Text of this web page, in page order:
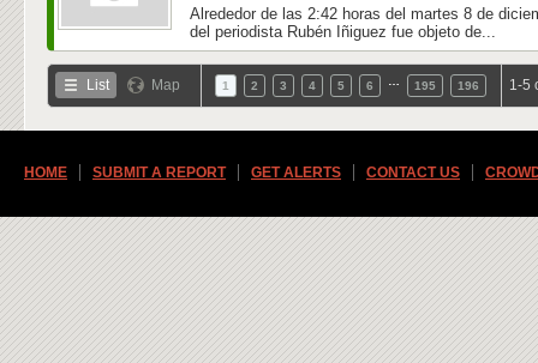
Alrededor de las 2:42 horas del martes 8 de
del periodista Rubén Iñiguez fue objeto de...
List Map 1 2 3 4 5 6 195 196 1-5
HOME SUBMIT A REPORT GET ALERTS CONTACT US